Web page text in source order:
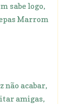
sabe logo,
Marrom
não acabar,
amigas,